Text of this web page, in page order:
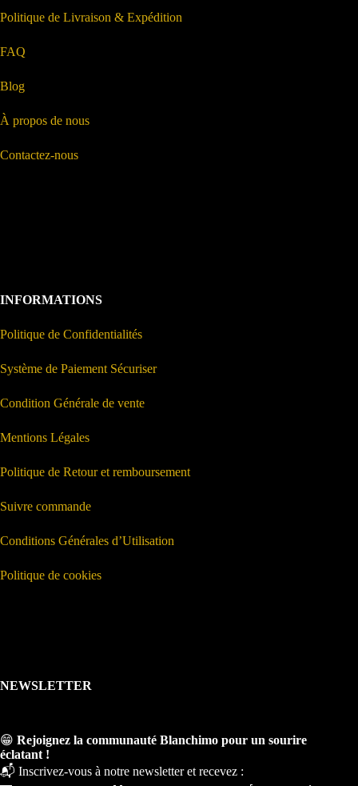
Politique de Livraison & Expédition
FAQ
Blog
À propos de nous
Contactez-nous
INFORMATIONS
Politique de Confidentialités
Système de Paiement Sécuriser
Condition Générale de vente
Mentions Légales
Politique de Retour et remboursement
Suivre commande
Conditions Générales d’Utilisation
Politique de cookies
NEWSLETTER
😁 Rejoignez la communauté Blanchimo pour un sourire
éclatant !
📬 Inscrivez-vous à notre newsletter et recevez :